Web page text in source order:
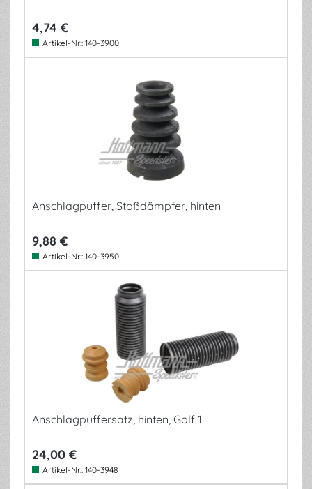
4,74 €
Artikel-Nr.: 140-3900
Anschlagpuffer, Stoßdämpfer, hinten
9,88 €
Artikel-Nr.: 140-3950
Anschlagpuffersatz, hinten, Golf 1
24,00 €
Artikel-Nr.: 140-3948